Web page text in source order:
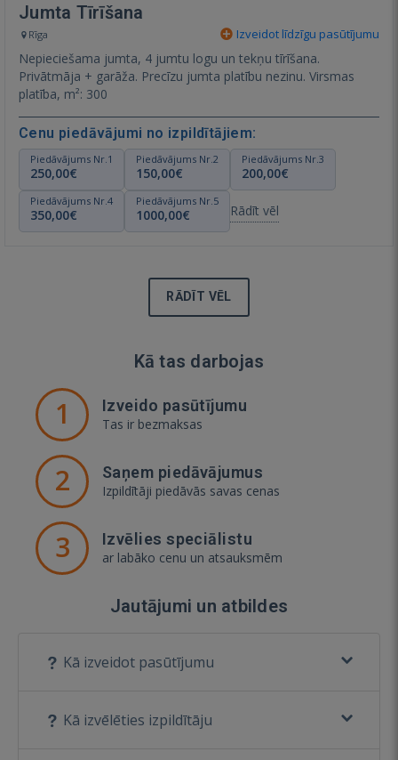
Jumta Tīrīšana
Rīga Izveidot līdzīgu pasūtījumu
Nepieciešama jumta, 4 jumtu logu un tekņu tīrīšana.
Privātmāja + garāža. Precīzu jumta platību nezinu. Virsmas
platība, m²: 300
Cenu piedāvājumi no izpildītājiem:
Piedāvājums Nr.1
250,00€
Piedāvājums Nr.2
150,00€
Piedāvājums Nr.3
200,00€
Piedāvājums Nr.4
350,00€
Piedāvājums Nr.5
1000,00€ Rādīt vēl
RĀDĪT VĒL
Kā tas darbojas
1 Izveido pasūtījumu
Tas ir bezmaksas
2 Saņem piedāvājumus
Izpildītāji piedāvās savas cenas
3 Izvēlies speciālistu
ar labāko cenu un atsauksmēm
Jautājumi un atbildes
Kā izveidot pasūtījumu
Kā izvēlēties izpildītāju